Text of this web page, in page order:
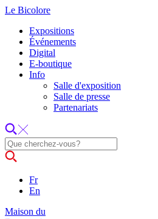
Le Bicolore
Expositions
Événements
Digital
E-boutique
Info
Salle d'exposition
Salle de presse
Partenariats
Fr
En
Maison du